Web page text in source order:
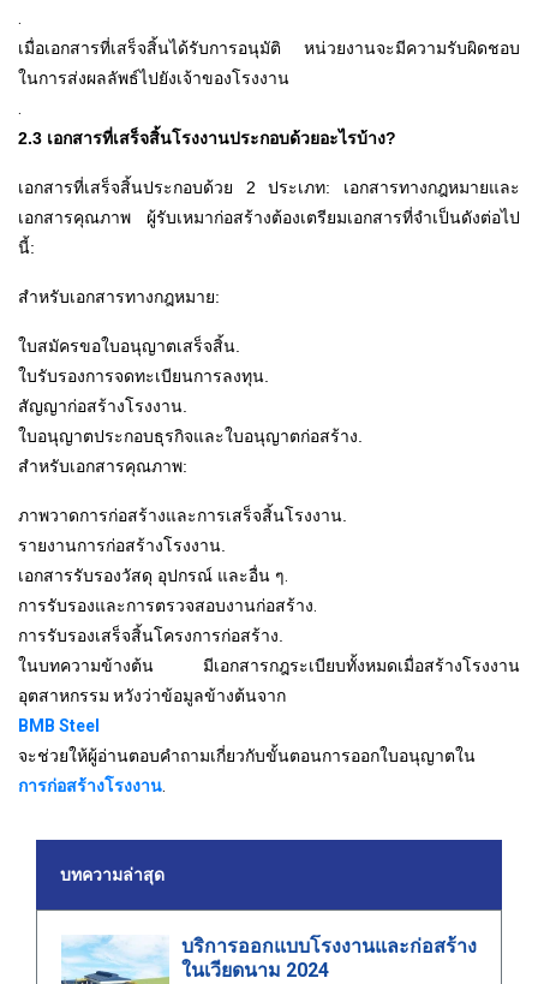
.
เมื่อเอกสารที่เสร็จสิ้นได้รับการอนุมัติ หน่วยงานจะมีความรับผิดชอบ
ในการส่งผลลัพธ์ไปยังเจ้าของโรงงาน
.
2.3 เอกสารที่เสร็จสิ้นโรงงานประกอบด้วยอะไรบ้าง?
เอกสารที่เสร็จสิ้นประกอบด้วย 2 ประเภท: เอกสารทางกฎหมายและ
เอกสารคุณภาพ ผู้รับเหมาก่อสร้างต้องเตรียมเอกสารที่จำเป็นดังต่อไป
นี้:
สำหรับเอกสารทางกฎหมาย:
ใบสมัครขอใบอนุญาตเสร็จสิ้น.
ใบรับรองการจดทะเบียนการลงทุน.
สัญญาก่อสร้างโรงงาน.
ใบอนุญาตประกอบธุรกิจและใบอนุญาตก่อสร้าง.
สำหรับเอกสารคุณภาพ:
ภาพวาดการก่อสร้างและการเสร็จสิ้นโรงงาน.
รายงานการก่อสร้างโรงงาน.
เอกสารรับรองวัสดุ อุปกรณ์ และอื่น ๆ.
การรับรองและการตรวจสอบงานก่อสร้าง.
การรับรองเสร็จสิ้นโครงการก่อสร้าง.
ในบทความข้างต้น มีเอกสารกฎระเบียบทั้งหมดเมื่อสร้างโรงงาน
อุตสาหกรรม หวังว่าข้อมูลข้างต้นจาก
BMB Steel
จะช่วยให้ผู้อ่านตอบคำถามเกี่ยวกับขั้นตอนการออกใบอนุญาตใน
การก่อสร้างโรงงาน.
บทความล่าสุด
บริการออกแบบโรงงานและก่อสร้าง
ในเวียดนาม 2024